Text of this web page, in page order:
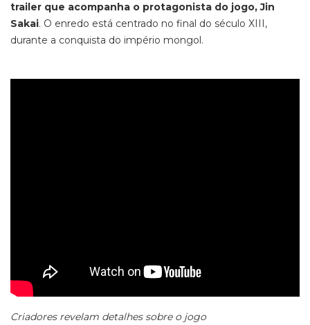
trailer que acompanha o protagonista do jogo, Jin
Sakai. O enredo está centrado no final do século XIII,
durante a conquista do império mongol.
Criadores revelam detalhes sobre o jogo